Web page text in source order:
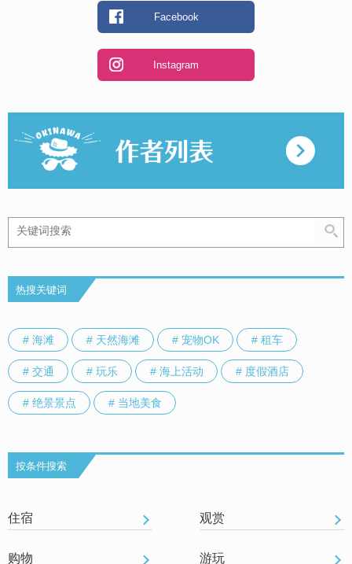
Facebook
Instagram
热搜关键词
# 海滩 # 天然海滩 # 宠物OK # 租车
# 交通 # 玩乐 # 海上活动 # 度假酒店
# 绝景景点 # 当地美食
按条件搜索
住宿 观赏
购物 游玩